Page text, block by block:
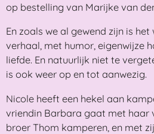
op bestelling van Marijke van
En zoals we al gewend zijn is
verhaal, met humor, eigenwijze
liefde. En natuurlijk niet te
is ook weer op en tot aanwezig.
Nicole heeft een hekel aan
vriendin Barbara gaat met haar
broer Thom kamperen, en met